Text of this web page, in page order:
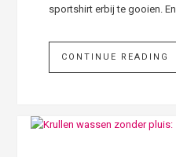
sportshirt erbij te gooien. En
CONTINUE READING